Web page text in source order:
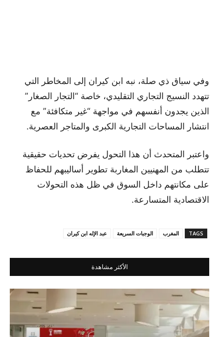
وفي سياق ذي صلة، نبه ابن كيران إلى المخاطر التي
تتهدد النسيج التجاري التقليدي، خاصة “التجار الصغار”
الذين يجدون أنفسهم في مواجهة “غير متكافئة” مع
انتشار المساحات التجارية الكبرى والمتاجر العصرية.
واعتبر المتحدث أن هذا التحول يفرض تحديات حقيقية
تتطلب من المهنيين المغاربة تطوير أساليبهم للحفاظ
على مكانتهم داخل السوق في ظل هذه التحولات
الاقتصادية المتسارعة.
TAGS المغرب الوجبات السريعة عبد الإله ابن كيران
الأكثر مشاهدة